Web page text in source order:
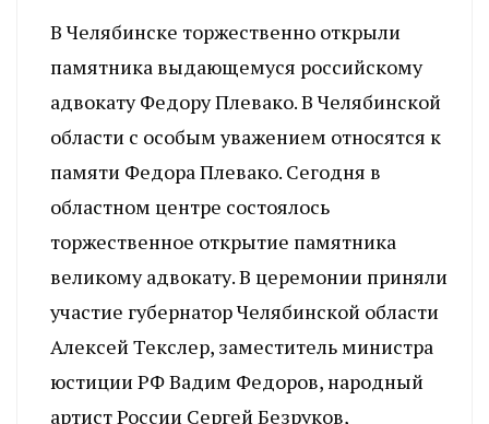
В Челябинске торжественно открыли
памятника выдающемуся российскому
адвокату Федору Плевако. В Челябинской
области с особым уважением относятся к
памяти Федора Плевако. Сегодня в
областном центре состоялось
торжественное открытие памятника
великому адвокату. В церемонии приняли
участие губернатор Челябинской области
Алексей Текслер, заместитель министра
юстиции РФ Вадим Федоров, народный
артист России Сергей Безруков,